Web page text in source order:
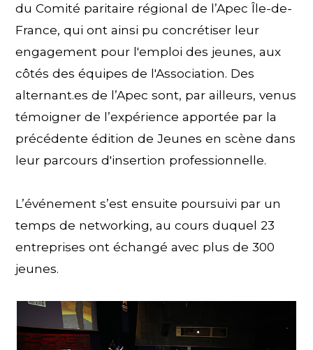
du Comité paritaire régional de l’Apec Île-de-
France, qui ont ainsi pu concrétiser leur
engagement pour l'emploi des jeunes, aux
côtés des équipes de l'Association. Des
alternant.es de l’Apec sont, par ailleurs, venus
témoigner de l’expérience apportée par la
précédente édition de Jeunes en scène dans
leur parcours d'insertion professionnelle.
L’événement s’est ensuite poursuivi par un
temps de networking, au cours duquel 23
entreprises ont échangé avec plus de 300
jeunes.